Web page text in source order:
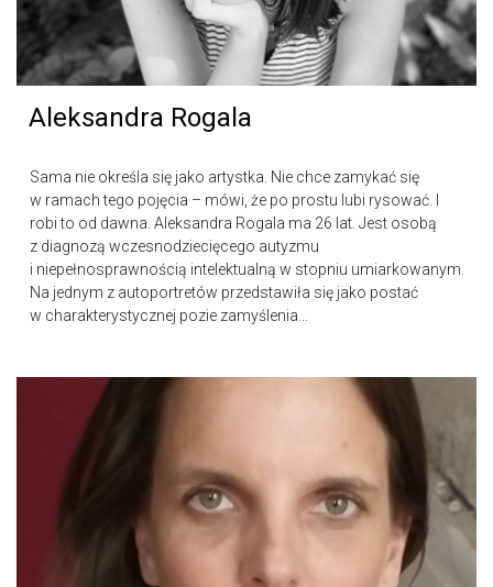
Aleksandra Rogala
Sama nie określa się jako artystka. Nie chce zamykać się
w ramach tego pojęcia – mówi, że po prostu lubi rysować. I
robi to od dawna. Aleksandra Rogala ma 26 lat. Jest osobą
z diagnozą wczesnodziecięcego autyzmu
i niepełnosprawnością intelektualną w stopniu umiarkowanym.
Na jednym z autoportretów przedstawiła się jako postać
w charakterystycznej pozie zamyślenia...